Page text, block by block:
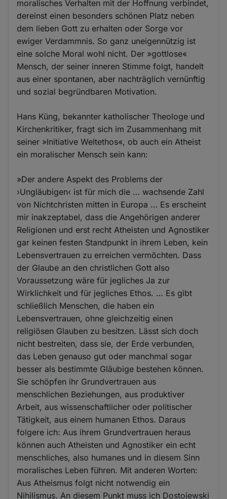
moralisches Verhalten mit der Hoffnung verbindet,
dereinst einen besonders schönen Platz neben
dem lieben Gott zu erhalten oder Sorge vor
ewiger Verdammnis. So ganz uneigennützig ist
eine solche Moral wohl nicht. Der »gottlose«
Mensch, der seiner inneren Stimme folgt, handelt
aus einer spontanen, aber nachträglich vernünftig
und sozial begründbaren Motivation.
Hans Küng, bekannter katholischer Theologe und
Kirchenkritiker, fragt sich im Zusammenhang mit
seiner »Initiative Weltethos«, ob auch ein Atheist
ein moralischer Mensch sein kann:
»Der andere Aspekt des Problems der
›Ungläubigen‹ ist für mich die … wachsende Zahl
von Nichtchristen mitten in Europa … Es erscheint
mir inakzeptabel, dass die Angehörigen anderer
Religionen und erst recht Atheisten und Agnostiker
gar keinen festen Standpunkt in ihrem Leben, kein
Lebensvertrauen zu erreichen vermöchten. Dass
der Glaube an den christlichen Gott also
Voraussetzung wäre für jegliches Ja zur
Wirklichkeit und für jegliches Ethos. … Es gibt
schließlich Menschen, die haben ein
Lebensvertrauen, ohne gleichzeitig einen
religiösen Glauben zu besitzen. Lässt sich doch
nicht bestreiten, dass sie, der Erde verbunden,
das Leben genauso gut oder manchmal sogar
besser als bestimmte Gläubige bestehen können.
Sie schöpfen ihr Grundvertrauen aus
menschlichen Beziehungen, aus produktiver
Arbeit, aus wissenschaftlicher oder politischer
Tätigkeit, aus einem humanen Ethos. Daraus
folgere ich: Aus ihrem Grundvertrauen heraus
können auch Atheisten und Agnostiker ein echt
menschliches, also humanes und in diesem Sinn
moralisches Leben führen. Mit anderen Worten:
Aus Atheismus folgt nicht notwendig ein
Nihilismus. An diesem Punkt muss ich Dostojewski